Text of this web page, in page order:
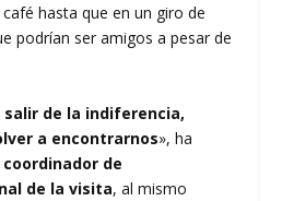
hasta que en un giro de
podrían ser amigos a pesar de
de la indiferencia,
a encontrarnos», ha
coordinador de
de la visita, al mismo